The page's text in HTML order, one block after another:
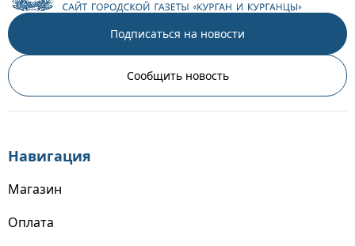
Подписаться на новости
Сообщить новость
Навигация
Магазин
Оплата